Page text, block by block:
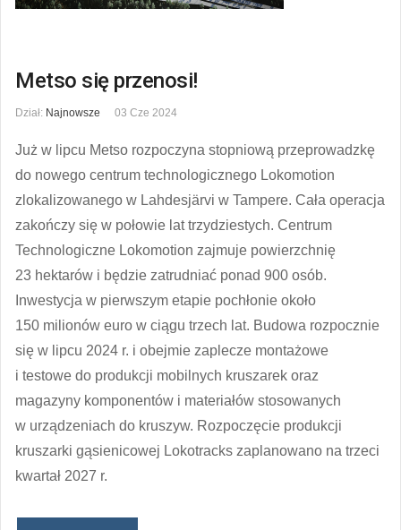
Metso się przenosi!
Dział: Najnowsze 03 Cze 2024
Już w lipcu Metso rozpoczyna stopniową przeprowadzkę
do nowego centrum technologicznego Lokomotion
zlokalizowanego w Lahdesjärvi w Tampere. Cała operacja
zakończy się w połowie lat trzydziestych. Centrum
Technologiczne Lokomotion zajmuje powierzchnię
23 hektarów i będzie zatrudniać ponad 900 osób.
Inwestycja w pierwszym etapie pochłonie około
150 milionów euro w ciągu trzech lat. Budowa rozpocznie
się w lipcu 2024 r. i obejmie zaplecze montażowe
i testowe do produkcji mobilnych kruszarek oraz
magazyny komponentów i materiałów stosowanych
w urządzeniach do kruszyw. Rozpoczęcie produkcji
kruszarki gąsienicowej Lokotracks zaplanowano na trzeci
kwartał 2027 r.